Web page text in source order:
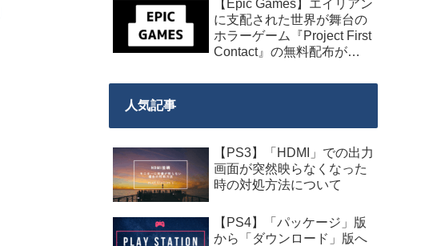
【Epic Games】エイリアン
に支配された世界が舞台の
ホラーゲーム『Project First
Contact』の無料配布が
の期間限定で開始
人気記事
【PS3】「HDMI」での出力
画面が突然映らなくなった
時の対処方法について
【PS4】「パッケージ」版
から「ダウンロード」版へ